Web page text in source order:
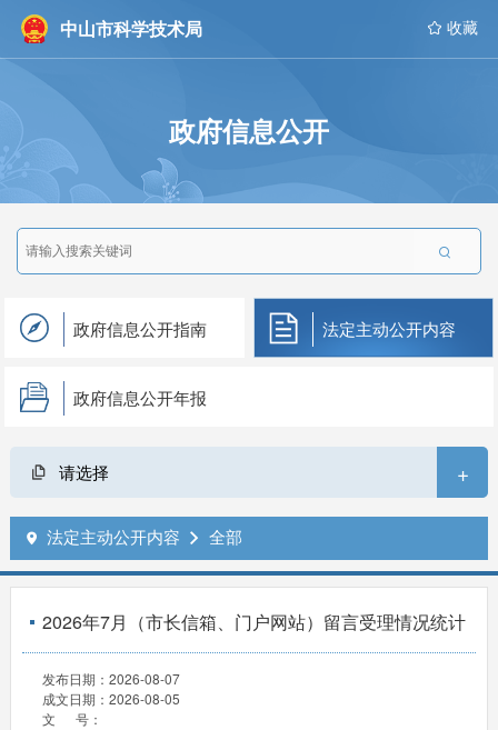
中山市科学技术局  收藏
政府信息公开

政府信息公开指南 法定主动公开内容
政府信息公开年报
请选择 +
 法定主动公开内容  全部
2026年7月（市长信箱、门户网站）留言受理情况统计
发布日期： 2026-08-07
成文日期： 2026-08-05
文 号：